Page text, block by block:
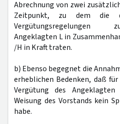
Abrechnung von zwei
Zeitpunkt, zu dem die
Vergütungsregelungen
Angeklagten L in
/H in Kraft traten.
b) Ebenso begegnet die
erheblichen Bedenken, daß
Vergütung des
Weisung des Vorstands kein
habe.